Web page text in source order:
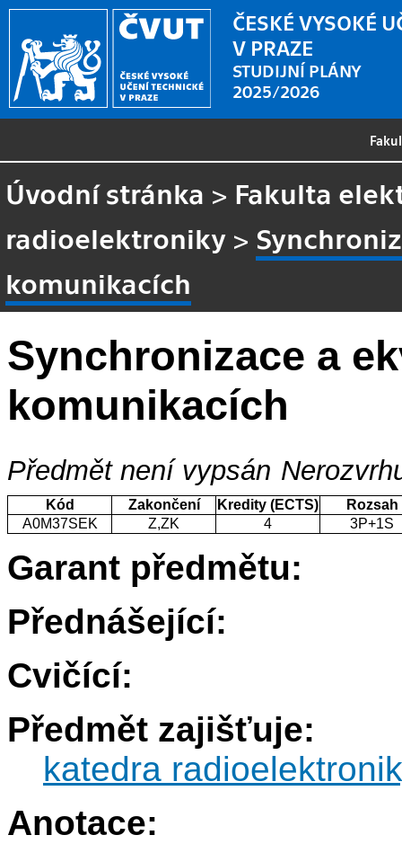
ČESKÉ VYSOKÉ
V PRAZE
STUDIJNÍ PLÁNY
2025/2026
Úvodní stránka > Fakulta
radioelektroniky >
komunikacích
Synchronizace a
komunikacích
Předmět není vypsán
Kód Zakončení Kredity (ECTS)
Rozsah
A0M37SEK
Z,ZK 4 3P+1S
Garant předmětu:
Přednášející:
Cvičící:
Předmět zajišťuje:
katedra
Anotace: